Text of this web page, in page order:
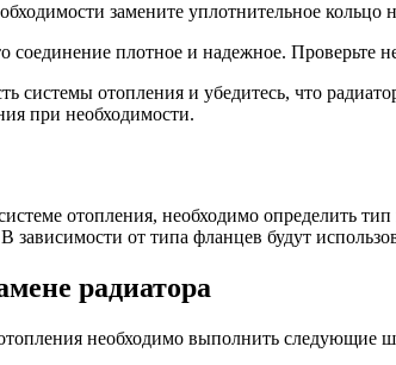
замените уплотнительное кольцо
плотное и надежное. Проверьте
системы отопления и убедитесь, что
при необходимости.
отопления, необходимо определить
от типа фланцев будут
радиатора
необходимо выполнить следующие